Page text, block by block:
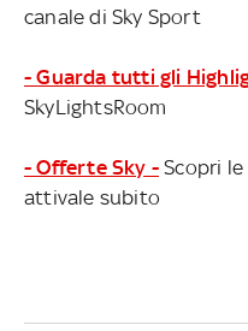
canale di Sky Sport
- Guarda tutti gli
SkyLightsRoom
- Offerte Sky - Scopri
attivale subito